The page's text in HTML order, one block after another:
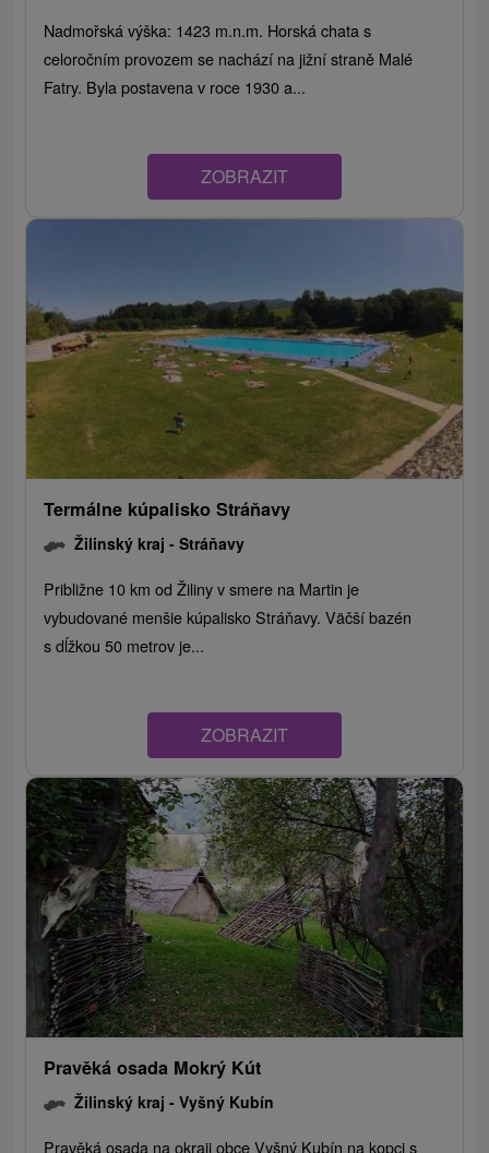
Nadmořská výška: 1423 m.n.m. Horská chata s
celoročním provozem se nachází na jižní straně Malé
Fatry. Byla postavena v roce 1930 a...
ZOBRAZIT
Termálne kúpalisko Stráňavy
Žilinský kraj -Stráňavy
Približne 10 km od Žiliny v smere na Martin je
vybudované menšie kúpalisko Stráňavy. Väčší bazén
s dĺžkou 50 metrov je...
ZOBRAZIT
Pravěká osada Mokrý Kút
Žilinský kraj -Vyšný Kubín
Pravěká osada na okraji obce Vyšný Kubín na kopci s